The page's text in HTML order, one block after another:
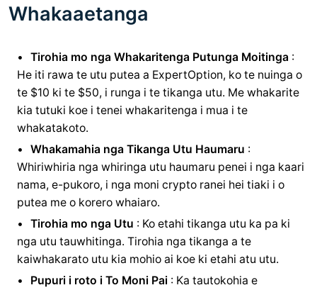
Whakaaetanga
Tirohia mo nga Whakaritenga Putunga Moitinga :
He iti rawa te utu putea a ExpertOption, ko te nuinga o
te $10 ki te $50, i runga i te tikanga utu. Me whakarite
kia tutuki koe i tenei whakaritenga i mua i te
whakatakoto.
Whakamahia nga Tikanga Utu Haumaru :
Whiriwhiria nga whiringa utu haumaru penei i nga kaari
nama, e-pukoro, i nga moni crypto ranei hei tiaki i o
putea me o korero whaiaro.
Tirohia mo nga Utu : Ko etahi tikanga utu ka pa ki
nga utu tauwhitinga. Tirohia nga tikanga a te
kaiwhakarato utu kia mohio ai koe ki etahi atu utu.
Pupuri i roto i To Moni Pai : Ka tautokohia e